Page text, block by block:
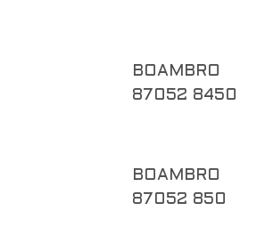
BOAMBRO
87052 8450
BOAMBRO
87052 850